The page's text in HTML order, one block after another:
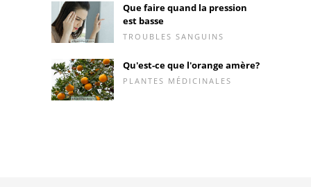
Que faire quand la pression
est basse
TROUBLES SANGUINS
Qu'est-ce que l'orange amère?
PLANTES MÉDICINALES